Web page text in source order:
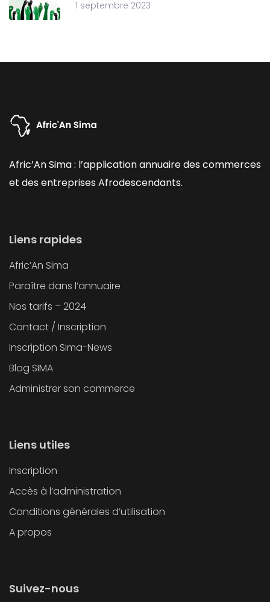
1 septembre 2023
Afric’An Sima : l’application annuaire des commerces
et des entreprises Afrodescendants.
Liens rapides
Afric’An Sima
Paraître dans l’annuaire
Nos tarifs – 2024
Contact / Inscription
Inscription Sima-News
Blog SIMA
Administrer son commerce
Liens utiles
Inscription
Accès à l’administration
Conditions générales d’utilisation
A propos
Suivez-nous